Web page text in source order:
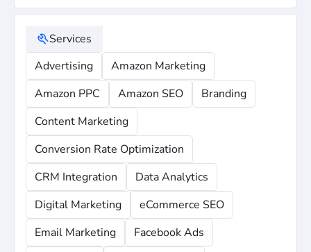
Services
Advertising
Amazon Marketing
Amazon PPC
Amazon SEO
Branding
Content Marketing
Conversion Rate Optimization
CRM Integration
Data Analytics
Digital Marketing
eCommerce SEO
Email Marketing
Facebook Ads